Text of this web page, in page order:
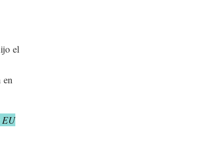
el
EU